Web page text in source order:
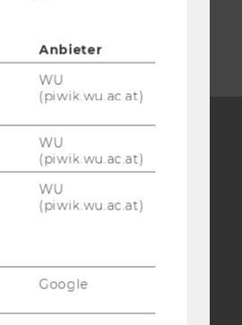
Anbieter
WU
(piwik.wu.ac.at)
WU
(piwik.wu.ac.at)
WU
(piwik.wu.ac.at)
Google